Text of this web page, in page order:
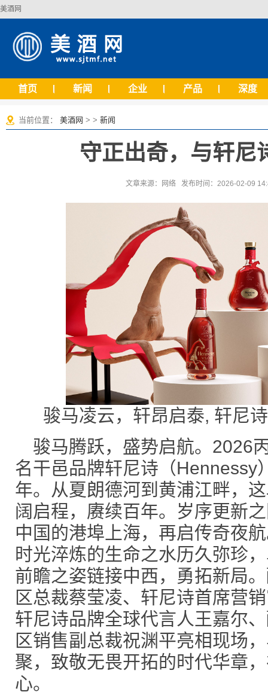
美酒网
首页 新闻 企业 产品 深度
当前位置： 美酒网 > > 新闻
守正出奇，与轩尼
文章来源：网络 发布时间：2026-02-09
骏马凌云，轩昂启泰, 轩尼
骏马腾跃，盛势启航。2026
名干邑品牌轩尼诗（Hennessy
年。从夏朗德河到黄浦江畔，
阔启程，赓续百年。岁序更新
中国的港埠上海，再启传奇夜
时光淬炼的生命之水历久弥珍
前瞻之姿链接中西，勇拓新局
区总裁蔡莹凌、轩尼诗首席营
轩尼诗品牌全球代言人王嘉尔
区销售副总裁祝渊平亮相现场
聚，致敬无畏开拓的时代华章
心。